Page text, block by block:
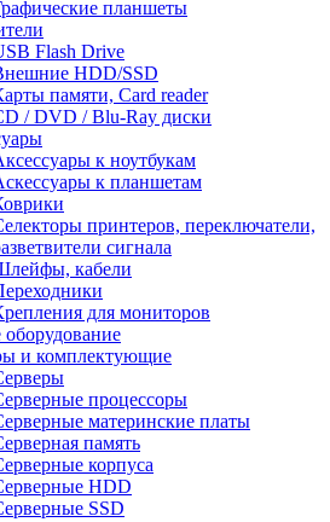
планшеты
Flash Drive
HDD/SSD
памяти, Card reader
/ DVD / Blu-Ray диски
к ноутбукам
к планшетам
принтеров, переключатели,
сигнала
кабели
для мониторов
и комплектующие
процессоры
материнские платы
память
корпуса
HDD
SSD